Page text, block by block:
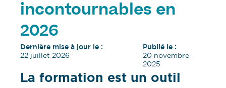
incontournables en
2026
Dernière mise à jour le :
22 juillet 2026
Publié le :
20 novembre
2025
La formation est un outil